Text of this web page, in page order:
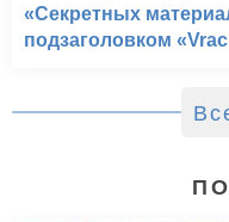
«Секретных
подзаголовком